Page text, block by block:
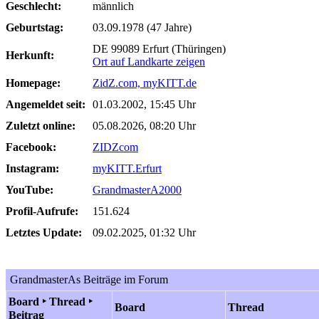
Geschlecht:
männlich
Geburtstag:
03.09.1978 (47 Jahre)
Herkunft:
DE 99089 Erfurt (Thüringen)
Ort auf Landkarte zeigen
Homepage:
ZidZ.com, myKITT.de
Angemeldet seit:
01.03.2002, 15:45 Uhr
Zuletzt online:
05.08.2026, 08:20 Uhr
Facebook:
ZIDZcom
Instagram:
myKITT.Erfurt
YouTube:
GrandmasterA2000
Profil-Aufrufe:
151.624
Letztes Update:
09.02.2025, 01:32 Uhr
GrandmasterAs Beiträge im Forum
Board ‣ Thread ‣
Beitrag
Board Thread